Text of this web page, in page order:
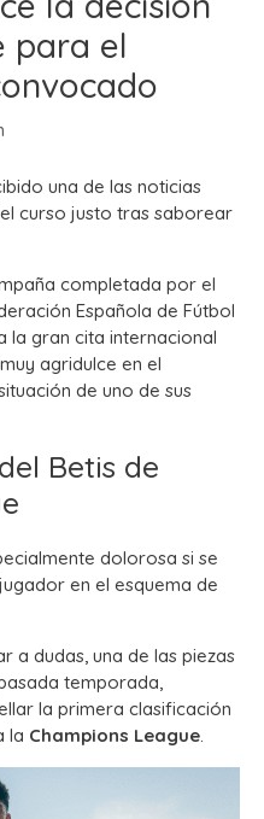
para el
una de las noticias
curso justo tras saborear
completada por el
Española de Fútbol
la gran cita internacional
agridulce en el
de uno de sus
Betis de
dolorosa si se
en el esquema de
a dudas, una de las piezas
temporada,
la primera clasificación
la Champions League.